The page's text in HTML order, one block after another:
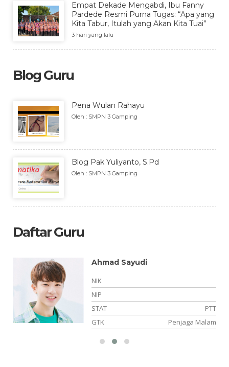
Empat Dekade Mengabdi, Ibu Fanny
Pardede Resmi Purna Tugas: “Apa yang
Kita Tabur, Itulah yang Akan Kita Tuai”
3 hari yang lalu
Blog Guru
Pena Wulan Rahayu
Oleh : SMPN 3 Gamping
Blog Pak Yuliyanto, S.Pd
Oleh : SMPN 3 Gamping
Daftar Guru
Ahmad Sayudi
NIK
NIP
STAT
PTT
GTK
Penjaga Malam